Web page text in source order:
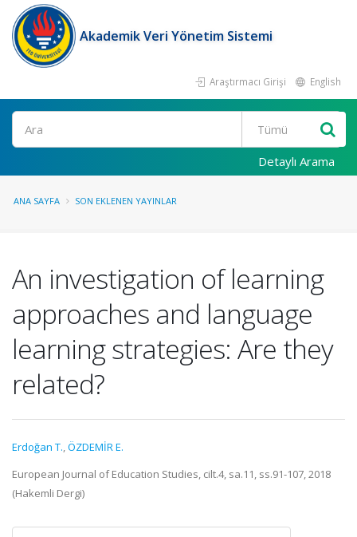
Akademik Veri Yönetim Sistemi
Araştırmacı Girişi English
Ara
Detaylı Arama
ANA SAYFA SON EKLENEN YAYINLAR
An investigation of learning
approaches and language
learning strategies: Are they
related?
Erdoğan T.,ÖZDEMİR E.
European Journal of Education Studies, cilt.4, sa.11, ss.91-107, 2018
(Hakemli Dergi)